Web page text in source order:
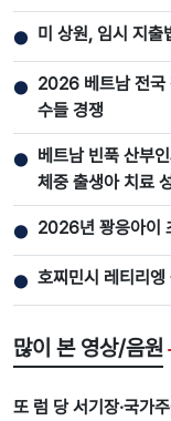
● 미 상원, 임시 지출
● 2026 베트남 전국
수들 경쟁
● 베트남 빈푹 산부
체중 출생아 치료
● 2026년 꽝응아이
● 호찌민시 레티리
많이 본 영상/음원
또 럼 당 서기장·국가